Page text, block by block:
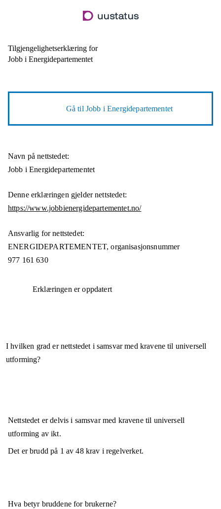
til
Tilgjengelighetserklæring for
Jobb i Energidepartementet
Gå til Jobb i Energidepartementet
Navn på nettstedet:
Jobb i Energidepartementet
Denne erklæringen gjelder nettstedet:
https://www.jobbienergidepartementet.no/
Ansvarlig for nettstedet:
ENERGIDEPARTEMENTET,organisasjonsnummer
977 161 630
Erklæringen er oppdatert
I hvilken grad er nettstedet i samsvar med kravene til universell
utforming?
Nettstedet erdelvis i samsvarmed kravene til universell
utforming av ikt.
Det er brudd på 1 av48krav i regelverket.
Hva betyr bruddene for brukerne?